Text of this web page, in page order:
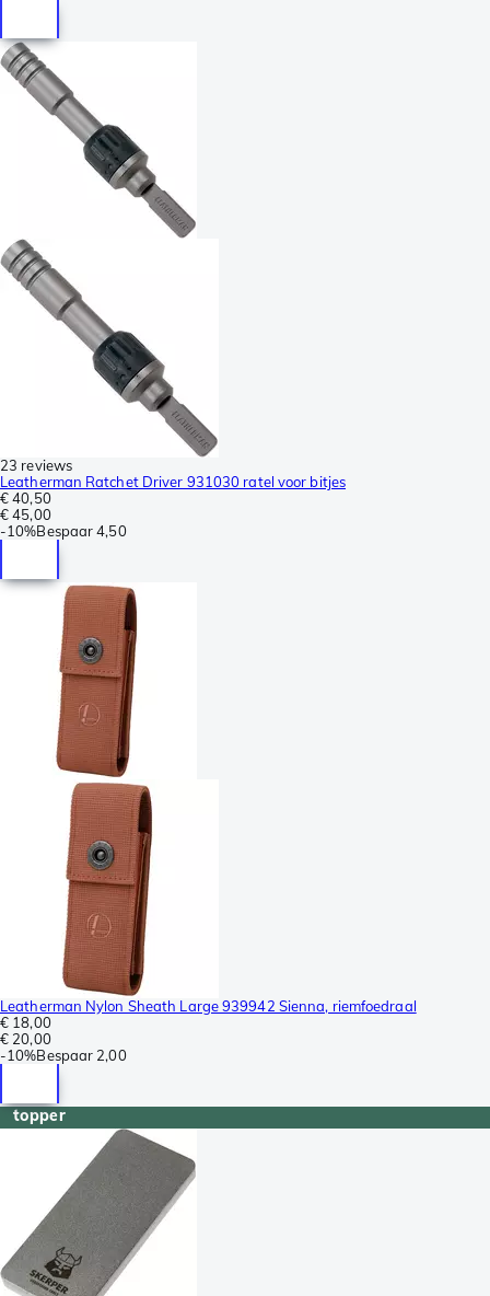
23 reviews
Leatherman Ratchet Driver 931030 ratel voor bitjes
€ 40,50
€ 45,00
-10%Bespaar 4,50
Leatherman Nylon Sheath Large 939942 Sienna, riemfoedraal
€ 18,00
€ 20,00
-10%Bespaar 2,00
topper